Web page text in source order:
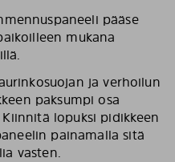
pääse
mukana
ja verhoilun
paksumpi osa
lopuksi pidikkeen
painamalla sitä
vasten.